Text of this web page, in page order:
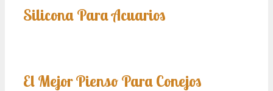
Silicona Para Acuarios
El Mejor Pienso Para Conejos